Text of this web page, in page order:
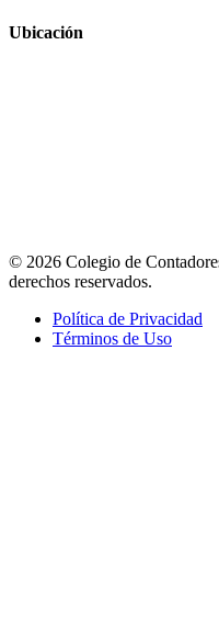
Ubicación
© 2026 Colegio de
derechos reservados.
Política de Privacidad
Términos de Uso